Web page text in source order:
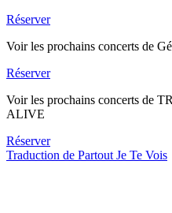
Réserver
Voir les prochains concerts de
Réserver
Voir les prochains concerts de
ALIVE
Réserver
Traduction de Partout Je Te Vois